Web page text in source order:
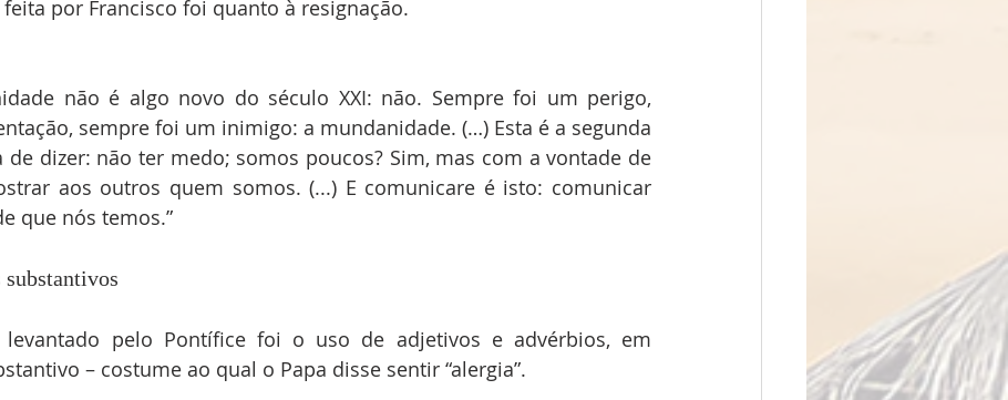
por Francisco foi quanto à resignação.
não é algo novo do século XXI: não. Sempre foi um perigo,
sempre foi um inimigo: a mundanidade. (…) Esta é a segunda
de dizer: não ter medo; somos poucos? Sim, mas com a vontade de
aos outros quem somos. (...) E comunicare é isto: comunicar
que nós temos.”
pelo Pontífice foi o uso de adjetivos e advérbios, em
– costume ao qual o Papa disse sentir “alergia”.